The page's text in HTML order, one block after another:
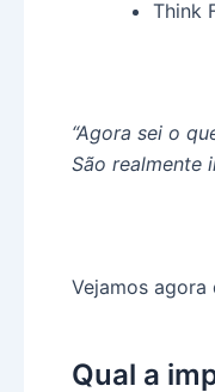
Think
“Agora sei o
São realmente
Vejamos
Qual a